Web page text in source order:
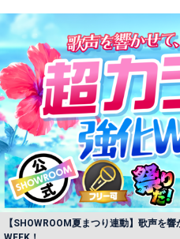
【SHOWROOM夏まつり連動】歌声を